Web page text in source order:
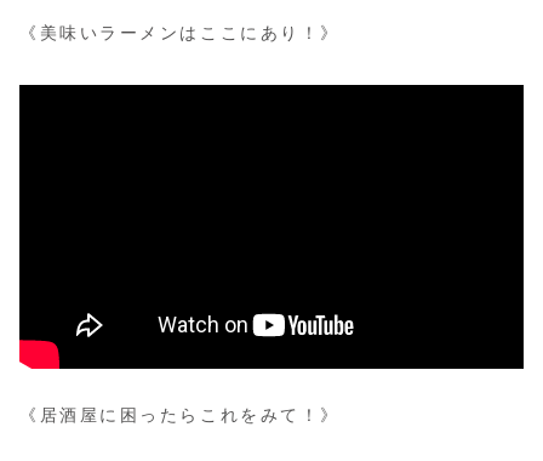
《美味いラーメンはここにあり！》
《居酒屋に困ったらこれをみて！》